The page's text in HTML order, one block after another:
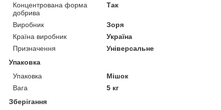
Концентрована форма
добрива
Так
Виробник
Зоря
Країна виробник
Україна
Призначення
Універсальне
Упаковка
Упаковка
Мішок
Вага
5 кг
Зберігання